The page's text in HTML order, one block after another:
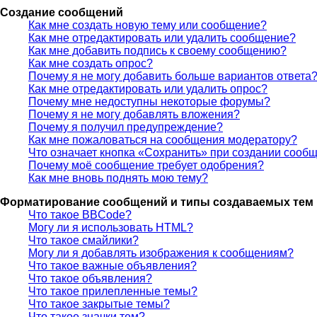
Создание сообщений
Как мне создать новую тему или сообщение?
Как мне отредактировать или удалить сообщение?
Как мне добавить подпись к своему сообщению?
Как мне создать опрос?
Почему я не могу добавить больше вариантов ответа?
Как мне отредактировать или удалить опрос?
Почему мне недоступны некоторые форумы?
Почему я не могу добавлять вложения?
Почему я получил предупреждение?
Как мне пожаловаться на сообщения модератору?
Что означает кнопка «Сохранить» при создании
Почему моё сообщение требует одобрения?
Как мне вновь поднять мою тему?
Форматирование сообщений и типы создаваемых тем
Что такое BBCode?
Могу ли я использовать HTML?
Что такое смайлики?
Могу ли я добавлять изображения к сообщениям?
Что такое важные объявления?
Что такое объявления?
Что такое прилепленные темы?
Что такое закрытые темы?